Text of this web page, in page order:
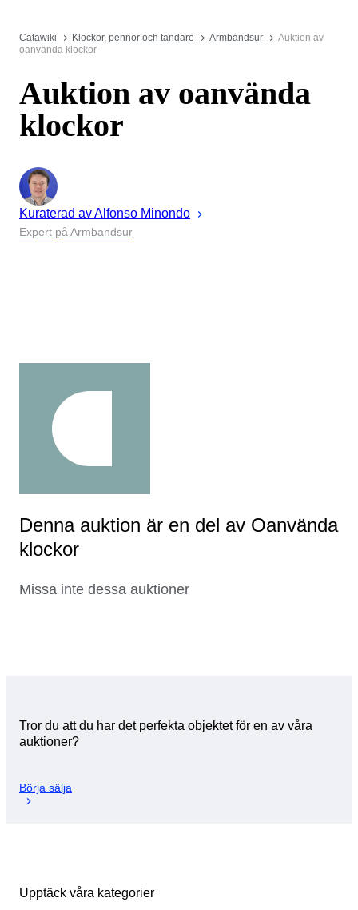
Catawiki Klockor, pennor och tändare Armbandsur
Auktion av
oanvända klockor
Auktion av oanvända
klockor
Kuraterad avAlfonso Minondo
Expert på Armbandsur
Denna auktion är en del av Oanvända
klockor
Missa inte dessa auktioner
Tror du att du har det perfekta objektet för en av våra
auktioner?
Börja sälja
Upptäck våra kategorier